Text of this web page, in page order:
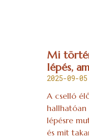
Mi
lépés,
2025-09-05
A cselló
hallhatóan
lépésre
és mit